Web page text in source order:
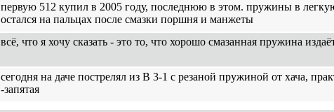
первую 512 купил в 2005 году, последнюю в этом. пружины в
остался на пальцах после смазки поршня и манжеты
всё, что я хочу сказать - это то, что хорошо смазанная пружина
сегодня на даче пострелял из В 3-1 с резаной пружиной от хача,
-запятая